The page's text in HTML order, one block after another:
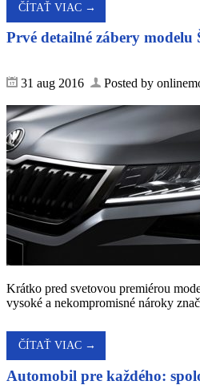
ČÍTAŤ VIAC →
Prvé detailné zábery
31 aug 2016 Posted by
Krátko pred svetovou premiérou
vysoké a nekompromisné nároky
ČÍTAŤ VIAC →
Automobil pre každého: